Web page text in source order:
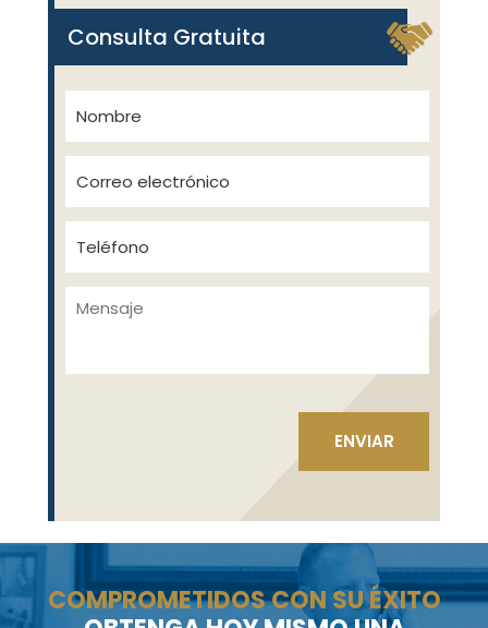
Consulta Gratuita
COMPROMETIDOS CON SU ÉXITO